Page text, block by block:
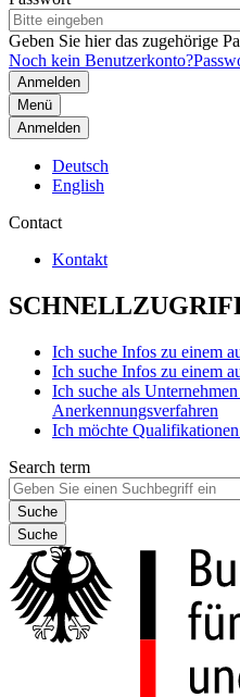
Geben Sie hier das zugehörige
Noch kein Benutzerkonto?
Menü
Anmelden
Deutsch
English
Contact
Kontakt
Ich suche Infos zu einem
Ich suche Infos zu einem
Ich suche als
Anerkennungsverfahren
Ich möchte
Search term
Suche